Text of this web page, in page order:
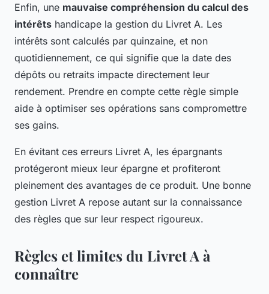
Enfin, une mauvaise compréhension du calcul des
intérêts handicape la gestion du Livret A. Les
intérêts sont calculés par quinzaine, et non
quotidiennement, ce qui signifie que la date des
dépôts ou retraits impacte directement leur
rendement. Prendre en compte cette règle simple
aide à optimiser ses opérations sans compromettre
ses gains.
En évitant ces erreurs Livret A, les épargnants
protégeront mieux leur épargne et profiteront
pleinement des avantages de ce produit. Une bonne
gestion Livret A repose autant sur la connaissance
des règles que sur leur respect rigoureux.
Règles et limites du Livret A à
connaître